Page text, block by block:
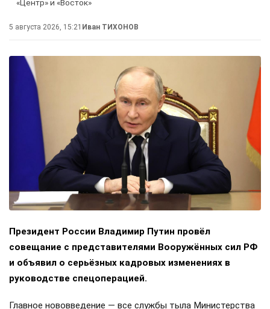
«Центр» и «Восток»
5 августа 2026, 15:21 Иван ТИХОНОВ
Президент России Владимир Путин провёл
совещание с представителями Вооружённых сил РФ
и объявил о серьёзных кадровых изменениях в
руководстве спецоперацией.
Главное нововведение — все службы тыла Министерства